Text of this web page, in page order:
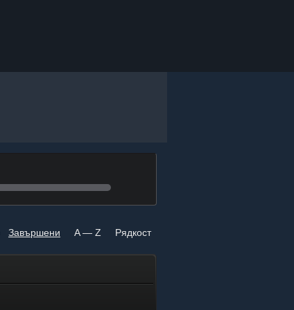
Завършени A — Z Рядкост